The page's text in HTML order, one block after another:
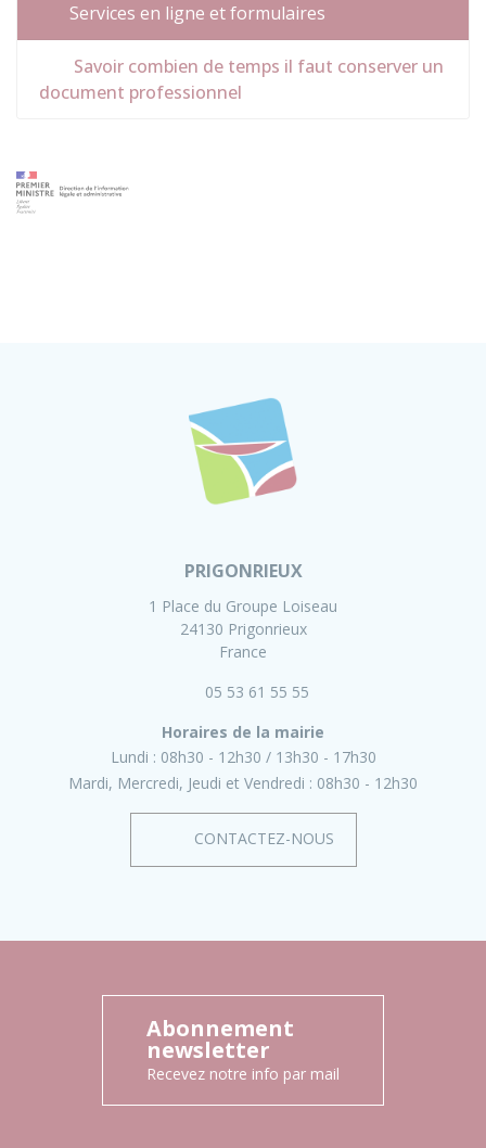
Services en ligne et formulaires
Savoir combien de temps il faut conserver un
document professionnel
PRIGONRIEUX
1 Place du Groupe Loiseau
24130 Prigonrieux
France
05 53 61 55 55
Horaires de la mairie
Lundi : 08h30 - 12h30
13h30 - 17h30
Mardi, Mercredi, Jeudi et Vendredi : 08h30 - 12h30
CONTACTEZ-NOUS
Abonnement
newsletter
Recevez notre info par mail